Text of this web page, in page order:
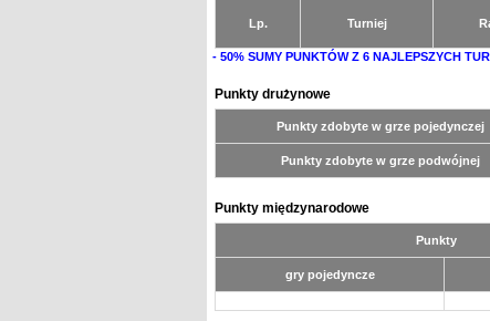
Lp. Turniej
- 50% SUMY PUNKTÓW Z 6 NAJLEPSZYCH
Punkty drużynowe
Punkty zdobyte w grze pojedynczej
Punkty zdobyte w grze podwójnej
Punkty międzynarodowe
Punkty
gry pojedyncze